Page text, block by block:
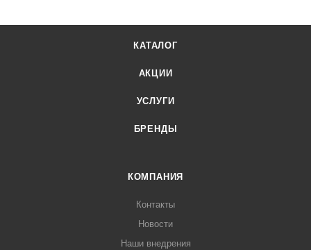
КАТАЛОГ
АКЦИИ
УСЛУГИ
БРЕНДЫ
КОМПАНИЯ
Контакты
Новости
Наши внедрения